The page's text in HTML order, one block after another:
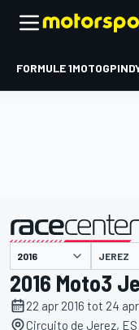
FORMULE 1MOTOGP
gepresenteerd door JEREZ
2016 Moto3
22 apr 2016 tot 24
Circuito de Jerez, ES